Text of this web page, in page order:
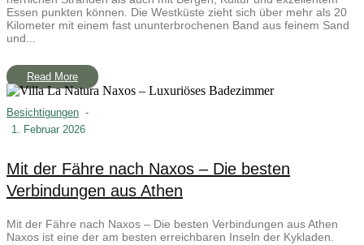
Essen punkten können. Die Westküste zieht sich über mehr als 20
Kilometer mit einem fast ununterbrochenen Band aus feinem Sand
und...
Read More
Besichtigungen -
1. Februar 2026
Mit der Fähre nach Naxos – Die besten
Verbindungen aus Athen
Mit der Fähre nach Naxos – Die besten Verbindungen aus Athen
Naxos ist eine der am besten erreichbaren Inseln der Kykladen.